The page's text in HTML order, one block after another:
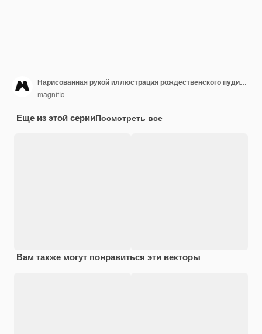
Нарисованная рукой иллюстрация рождественского пудинга
magnific
Еще из этой серииПосмотреть все
Вам также могут понравиться эти векторы